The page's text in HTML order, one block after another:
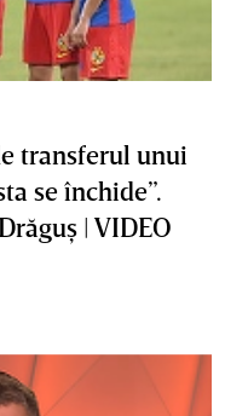
transferul unui
se închide”.
| VIDEO